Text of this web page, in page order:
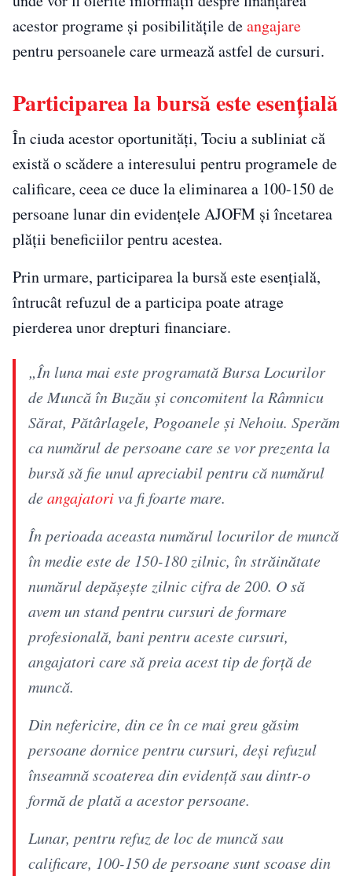
acestor programe și posibilitățile deangajare
pentru persoanele care urmează astfel de cursuri.
Participarea la bursă este esențială
În ciuda acestor oportunități, Tociu a subliniat că
există o scădere a interesului pentru programele de
calificare, ceea ce duce la eliminarea a 100-150 de
persoane lunar din evidențele AJOFM și încetarea
plății beneficiilor pentru acestea.
Prin urmare, participarea la bursă este esențială,
întrucât refuzul de a participa poate atrage
pierderea unor drepturi financiare.
„În luna mai este programată Bursa Locurilor
de Muncă în Buzău şi concomitent la Râmnicu
Sărat, Pătârlagele, Pogoanele şi Nehoiu. Sperăm
ca numărul de persoane care se vor prezenta la
bursă să fie unul apreciabil pentru că numărul
deangajatoriva fi foarte mare.
În perioada aceasta numărul locurilor de muncă
în medie este de 150-180 zilnic, în străinătate
numărul depăşeşte zilnic cifra de 200. O să
avem un stand pentru cursuri de formare
profesională, bani pentru aceste cursuri,
angajatori care să preia acest tip de forţă de
muncă.
Din nefericire, din ce în ce mai greu găsim
persoane dornice pentru cursuri, deşi refuzul
înseamnă scoaterea din evidenţă sau dintr-o
formă de plată a acestor persoane.
Lunar, pentru refuz de loc de muncă sau
calificare, 100-150 de persoane sunt scoase din